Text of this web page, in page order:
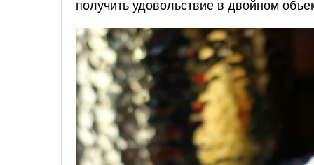
получить удовольствие в двойном